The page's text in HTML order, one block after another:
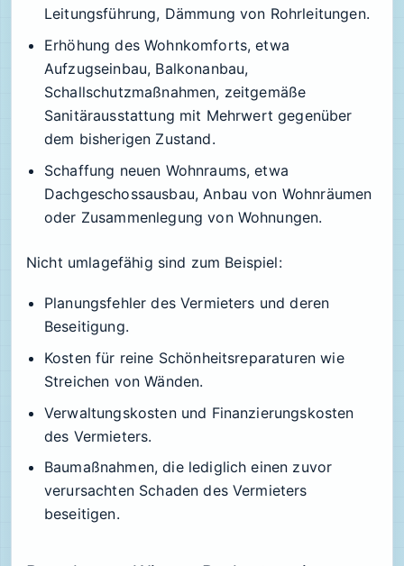
Leitungsführung, Dämmung von Rohrleitungen.
Erhöhung des Wohnkomforts, etwa
Aufzugseinbau, Balkonanbau,
Schallschutzmaßnahmen, zeitgemäße
Sanitärausstattung mit Mehrwert gegenüber
dem bisherigen Zustand.
Schaffung neuen Wohnraums, etwa
Dachgeschossausbau, Anbau von Wohnräumen
oder Zusammenlegung von Wohnungen.
Nicht umlagefähig sind zum Beispiel:
Planungsfehler des Vermieters und deren
Beseitigung.
Kosten für reine Schönheitsreparaturen wie
Streichen von Wänden.
Verwaltungskosten und Finanzierungskosten
des Vermieters.
Baumaßnahmen, die lediglich einen zuvor
verursachten Schaden des Vermieters
beseitigen.